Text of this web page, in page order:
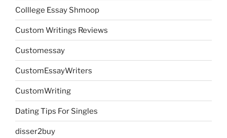
Colllege Essay Shmoop
Custom Writings Reviews
Customessay
CustomEssayWriters
CustomWriting
Dating Tips For Singles
disser2buy